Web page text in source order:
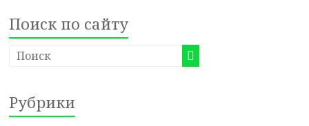
Поиск по сайту
Рубрики